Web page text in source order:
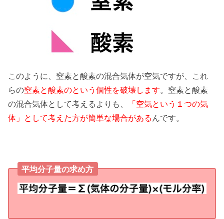
このように、窒素と酸素の混合気体が空気ですが、これ
らの窒素と酸素のという個性を破壊します。窒素と酸素
の混合気体として考えるよりも、
「空気という１つの気
体」として考えた方が簡単な場合がある んです。
平均分子量の求め方